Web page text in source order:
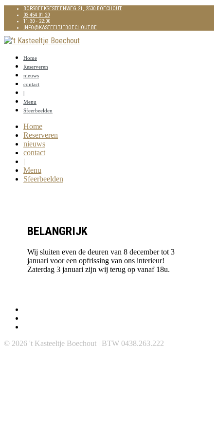
BORSBEEKSESTEENWEG 21, 2530 BOECHOUT
03 454 01 20
11:30 - 22:00
INFO@KASTEELTJEBOECHOUT.BE
Home
Reserveren
nieuws
contact
|
Menu
Sfeerbeelden
Home
Reserveren
nieuws
contact
|
Menu
Sfeerbeelden
BELANGRIJK
Wij sluiten even de deuren van 8 december tot 3
januari voor een opfrissing van ons interieur!
Zaterdag 3 januari zijn wij terug op vanaf 18u.
© 2026 't Kasteeltje Boechout | BTW 0438.263.222